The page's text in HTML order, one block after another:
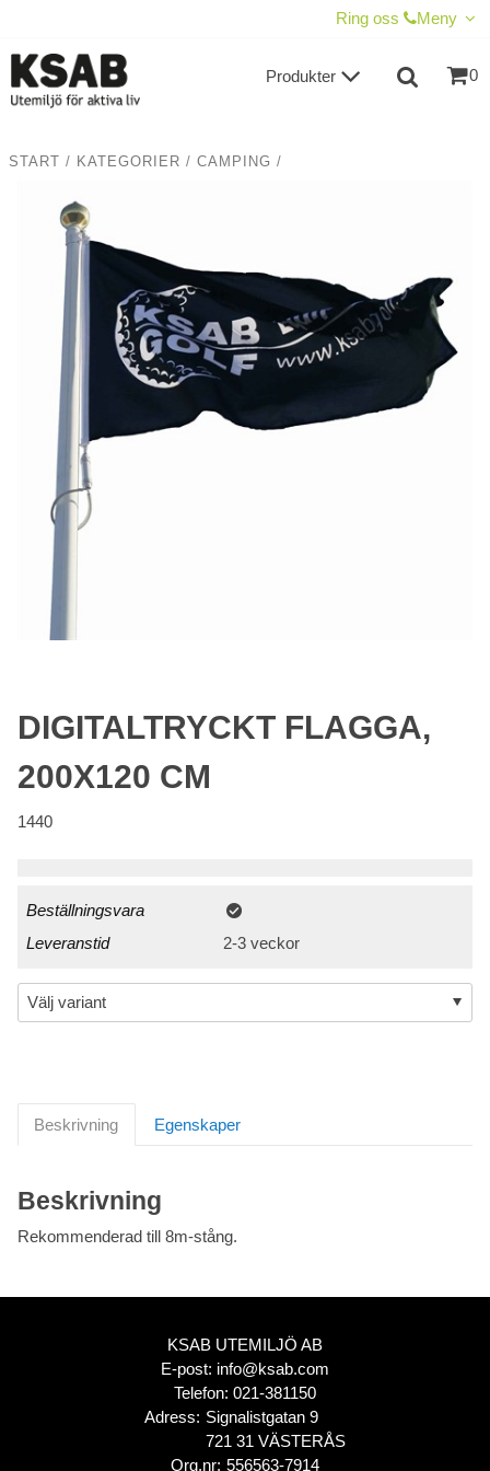
Ring oss Meny
0
Produkter
START / KATEGORIER / CAMPING /
DIGITALTRYCKT FLAGGA,
200X120 CM
1440
Beställningsvara
Leveranstid
2-3 veckor
Beskrivning Egenskaper
Beskrivning
Rekommenderad till 8m-stång.
KSAB UTEMILJÖ AB
E-post: info@ksab.com
Telefon: 021-381150
Adress: Signalistgatan 9
721 31 VÄSTERÅS
Org.nr: 556563-7914
TILL KASSAN